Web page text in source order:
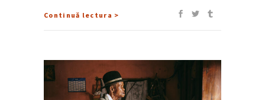
Continuă lectura >